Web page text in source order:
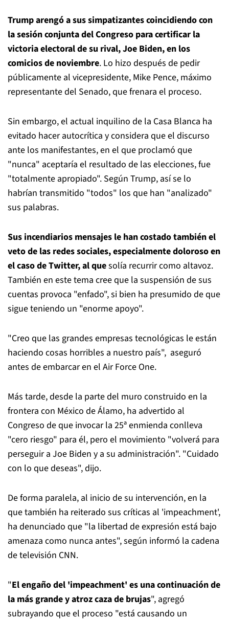
Trump arengó a sus simpatizantes coincidiendo con
la sesión conjunta del Congreso para certificar la
victoria electoral de su rival, Joe Biden, en los
comicios de noviembre. Lo hizo después de pedir
públicamente al vicepresidente, Mike Pence, máximo
representante del Senado, que frenara el proceso.
Sin embargo, el actual inquilino de la Casa Blanca ha
evitado hacer autocrítica y considera que el discurso
ante los manifestantes, en el que proclamó que
"nunca" aceptaría el resultado de las elecciones, fue
"totalmente apropiado". Según Trump, así se lo
habrían transmitido "todos" los que han "analizado"
sus palabras.
Sus incendiarios mensajes le han costado también el
veto de las redes sociales, especialmente doloroso en
el caso de Twitter, al quesolía recurrir como altavoz.
También en este tema cree que la suspensión de sus
cuentas provoca "enfado", si bien ha presumido de que
sigue teniendo un "enorme apoyo".
"Creo que las grandes empresas tecnológicas le están
haciendo cosas horribles a nuestro país", aseguró
antes de embarcar en el Air Force One.
Más tarde, desde la parte del muro construido en la
frontera con México de Álamo, ha advertido al
Congreso de que invocar la 25ª enmienda conlleva
"cero riesgo" para él, pero el movimiento "volverá para
perseguir a Joe Biden y a su administración". "Cuidado
con lo que deseas", dijo.
De forma paralela, al inicio de su intervención, en la
que también ha reiterado sus críticas al 'impeachment',
ha denunciado que "la libertad de expresión está bajo
amenaza como nunca antes", según informó la cadena
de televisión CNN.
"El engaño del 'impeachment' es una continuación de
la más grande y atroz caza de brujas", agregó
subrayando que el proceso "está causando un